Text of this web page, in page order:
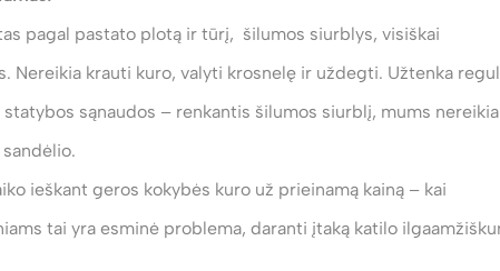
pagal pastato plotą ir tūrį, šilumos siurblys, visiškai
Nereikia krauti kuro, valyti krosnelę ir uždegti. Užtenka
statybos sąnaudos – renkantis šilumos siurblį, mums nereikia
ieškant geros kokybės kuro už prieinamą kainą – kai
tai yra esminė problema, daranti įtaką katilo